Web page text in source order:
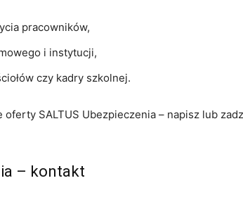
pracowników,
i instytucji,
czy kadry szkolnej.
SALTUS Ubezpieczenia – napisz lub
– kontakt